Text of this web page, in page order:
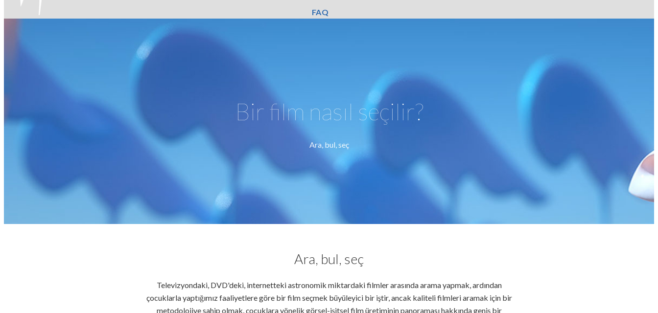
FAQ
Bir film nasıl seçilir?
Ara, bul, seç
Ara, bul, seç
Televizyondaki, DVD'deki, internetteki astronomik miktardaki filmler arasında arama yapmak, ardından
çocuklarla yaptığımız faaliyetlere göre bir film seçmek büyüleyici bir iştir, ancak kaliteli filmleri aramak için bir
metodolojiye sahip olmak, çocuklara yönelik görsel-işitsel film üretiminin panoraması hakkında geniş bir